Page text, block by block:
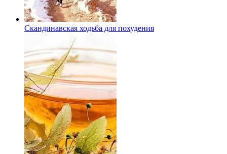
Скандинавская ходьба для похудения